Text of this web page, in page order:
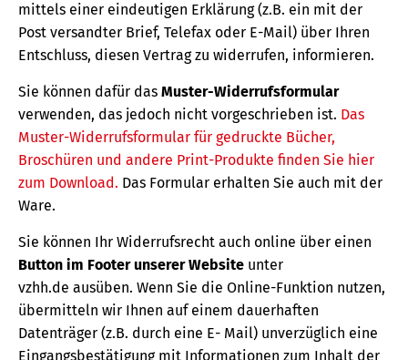
mittels einer eindeutigen Erklärung (z.B. ein mit der
Post versandter Brief, Telefax oder E-Mail) über Ihren
Entschluss, diesen Vertrag zu widerrufen, informieren.
Sie können dafür das Muster-Widerrufsformular
verwenden, das jedoch nicht vorgeschrieben ist. Das
Muster-Widerrufsformular für gedruckte Bücher,
Broschüren und andere Print-Produkte finden Sie hier
zum Download. Das Formular erhalten Sie auch mit der
Ware.
Sie können Ihr Widerrufsrecht auch online über einen
Button im Footer unserer Website unter
vzhh.de ausüben. Wenn Sie die Online-Funktion nutzen,
übermitteln wir Ihnen auf einem dauerhaften
Datenträger (z.B. durch eine E- Mail) unverzüglich eine
Eingangsbestätigung mit Informationen zum Inhalt der